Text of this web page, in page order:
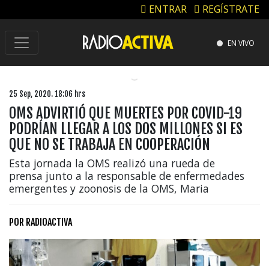
ENTRAR REGÍSTRATE
EN VIVO
25 Sep, 2020. 18:06 hrs
OMS ADVIRTIÓ QUE MUERTES POR COVID-19
PODRÍAN LLEGAR A LOS DOS MILLONES SI ES
QUE NO SE TRABAJA EN COOPERACIÓN
Esta jornada la OMS realizó una rueda de
prensa junto a la responsable de enfermedades
emergentes y zoonosis de la OMS, Maria
POR RADIOACTIVA